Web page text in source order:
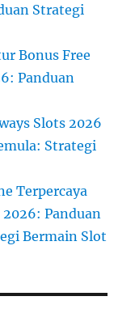
Strategi
Bonus Free
Panduan
Slots 2026
Strategi
Terpercaya
Panduan
Bermain Slot